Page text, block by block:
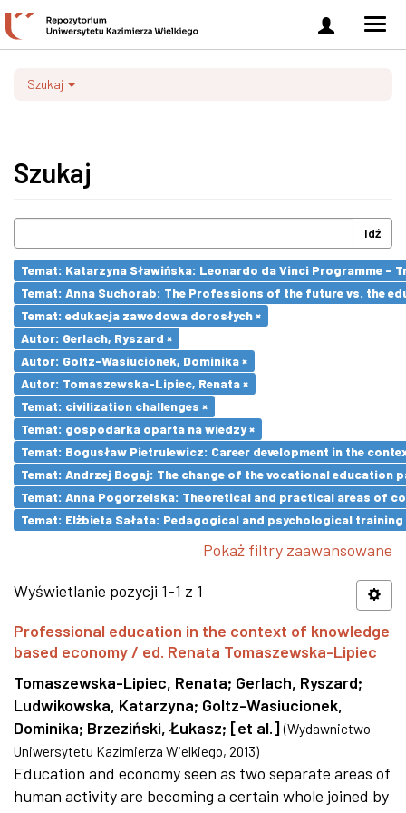
Zaloguj
się
Szukaj
Szukaj
Idź
Temat: Katarzyna Sławińska: Leonardo da Vinci Programme
Temat: Anna Suchorab: The Professions of the future vs. the
Temat: edukacja zawodowa dorosłych ×
Autor: Gerlach, Ryszard ×
Autor: Goltz-Wasiucionek, Dominika ×
Autor: Tomaszewska-Lipiec, Renata ×
Temat: civilization challenges ×
Temat: gospodarka oparta na wiedzy ×
Temat: Bogusław Pietrulewicz: Career development in the
Temat: Andrzej Bogaj: The change of the vocational education
Temat: Anna Pogorzelska: Theoretical and practical areas of
Temat: Elżbieta Sałata: Pedagogical and psychological
Pokaż filtry zaawansowane
Wyświetlanie pozycji 1-1 z 1
Professional education in the context of knowledge
based economy / ed. Renata Tomaszewska-Lipiec
Tomaszewska-Lipiec, Renata; Gerlach, Ryszard;
Ludwikowska, Katarzyna; Goltz-Wasiucionek,
Dominika; Brzeziński, Łukasz; [et al.] (Wydawnictwo
Uniwersytetu Kazimierza Wielkiego, 2013)
Education and economy seen as two separate areas of
human activity are becoming a certain whole joined by